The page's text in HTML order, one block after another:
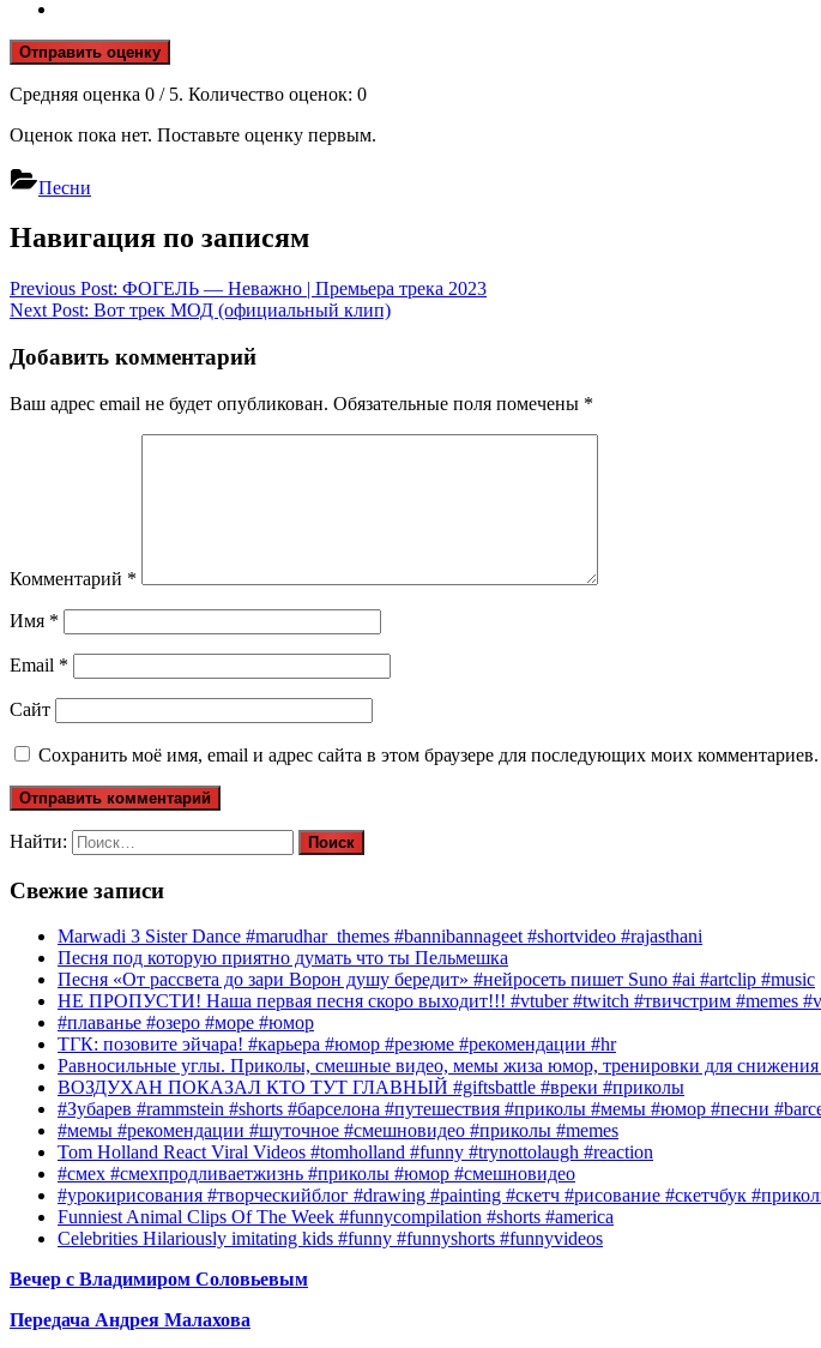
Отправить оценку
Средняя оценка 0 / 5. Количество оценок: 0
Оценок пока нет. Поставьте оценку первым.
Песни
Навигация по записям
Previous Post: ФОГЕЛЬ — Неважно | Премьера трека 2023
Next Post: Вот трек МОД (официальный клип)
Добавить комментарий
Ваш адрес email не будет опубликован. Обязательные поля помечены *
Комментарий *
Имя *
Email *
Сайт
Сохранить моё имя, email и адрес сайта в этом браузере для последующих моих комментариев.
Найти:
Свежие записи
Marwadi 3 Sister Dance #marudhar_themes #bannibannageet #shortvideo #rajasthani
Песня под которую приятно думать что ты Пельмешка
Песня «От рассвета до зари Ворон душу бередит» #нейросеть пишет Suno #ai #artclip #music
НЕ ПРОПУСТИ! Наша первая песня скоро выходит!!! #vtuber #twitch #твичстрим #memes
#плаванье #озеро #море #юмор
ТГК: позовите эйчара! #карьера #юмор #резюме #рекомендации #hr
Равносильные углы. Приколы, смешные видео, мемы жиза юмор, тренировки для снижения
ВОЗДУХАН ПОКАЗАЛ КТО ТУТ ГЛАВНЫЙ #giftsbattle #вреки #приколы
#Зубарев #rammstein #shorts #барселона #путешествия #приколы #мемы #юмор #песни
#мемы #рекомендации #шуточное #смешновидео #приколы #memes
Tom Holland React Viral Videos #tomholland #funny #trynottolaugh #reaction
#смех #смехпродливаетжизнь #приколы #юмор #смешновидео
#урокирисования #творческийблог #drawing #painting #скетч #рисование #скетчбук
Funniest Animal Clips Of The Week #funnycompilation #shorts #america
Celebrities Hilariously imitating kids #funny #funnyshorts #funnyvideos
Вечер с Владимиром Соловьевым
Передача Андрея Малахова